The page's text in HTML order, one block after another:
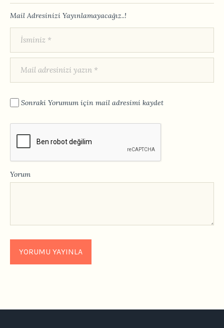
Mail Adresinizi Yayınlamayacağız..!
Sonraki Yorumum için mail adresimi kaydet
Yorum